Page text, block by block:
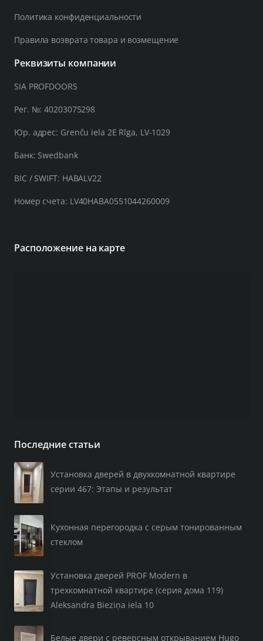
Политика конфиденциальности
Правила возврата товара и возмещение
Реквизиты компании
SIA PROFDOORS
Рег. №: 40203075298
Юр. адрес: Grenču iela 2E Rīga, LV-1029
Банк: Swedbank
BIC / SWIFT: HABALV22
Номер счета: LV40HABA0551044260009
Расположение на карте
Последние статьи
Установка дверей в двухкомнатной квартире
серии 467: Этапы и результат
Кухонная перегородка с серым тонированным
стеклом
Установка дверей PROF Modern в
трехкомнатной квартире (серия дома 119)
Aleksandra Bieziņa iela 10
Белые двери с реверсным открыванием Hugo